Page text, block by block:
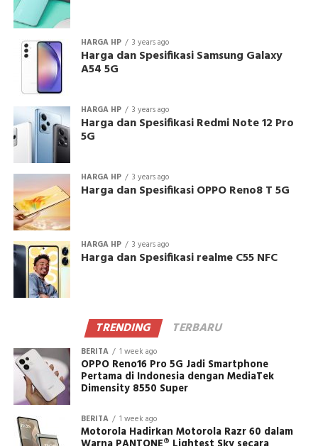
HARGA HP 3 years ago
Harga dan Spesifikasi Samsung Galaxy
A54 5G
HARGA HP 3 years ago
Harga dan Spesifikasi Redmi Note 12 Pro
5G
HARGA HP 3 years ago
Harga dan Spesifikasi OPPO Reno8 T 5G
HARGA HP 3 years ago
Harga dan Spesifikasi realme C55 NFC
TRENDING TERBARU
BERITA 1 week ago
OPPO Reno16 Pro 5G Jadi Smartphone
Pertama di Indonesia dengan MediaTek
Dimensity 8550 Super
BERITA 1 week ago
Motorola Hadirkan Motorola Razr 60 dalam